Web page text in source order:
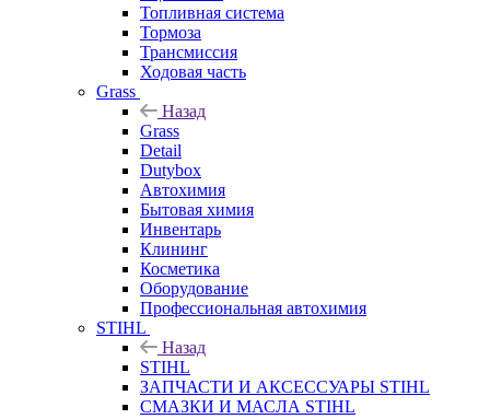
Топливная система
Тормоза
Трансмиссия
Ходовая часть
Grass
Назад
Grass
Detail
Dutybox
Автохимия
Бытовая химия
Инвентарь
Клининг
Косметика
Оборудование
Профессиональная автохимия
STIHL
Назад
STIHL
ЗАПЧАСТИ И АКСЕССУАРЫ STIHL
СМАЗКИ И МАСЛА STIHL